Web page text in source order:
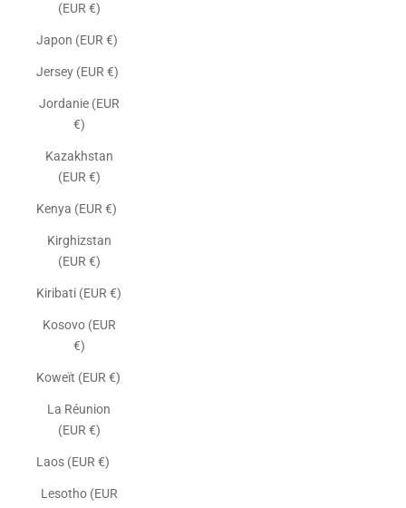
(EUR €)
Japon (EUR €)
Jersey (EUR €)
Jordanie (EUR
€)
Kazakhstan
(EUR €)
Kenya (EUR €)
Kirghizstan
(EUR €)
Kiribati (EUR €)
Kosovo (EUR
€)
Koweït (EUR €)
La Réunion
(EUR €)
Laos (EUR €)
Lesotho (EUR